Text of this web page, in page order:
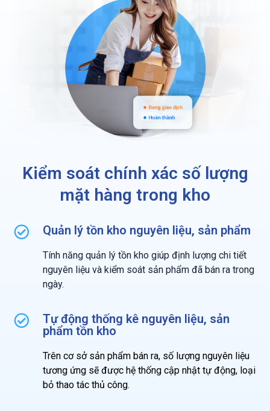
Kiểm soát chính xác số lượng
mặt hàng trong kho
Quản lý tồn kho nguyên liệu, sản phẩm
Tính năng quản lý tồn kho giúp định lượng chi tiết
nguyên liệu và kiểm soát sản phẩm đã bán ra trong
ngày.
Tự động thống kê nguyên liệu, sản
phẩm tồn kho
Trên cơ sở sản phẩm bán ra, số lượng nguyên liệu
tương ứng sẽ được hệ thống cập nhật tự động, loại
bỏ thao tác thủ công.